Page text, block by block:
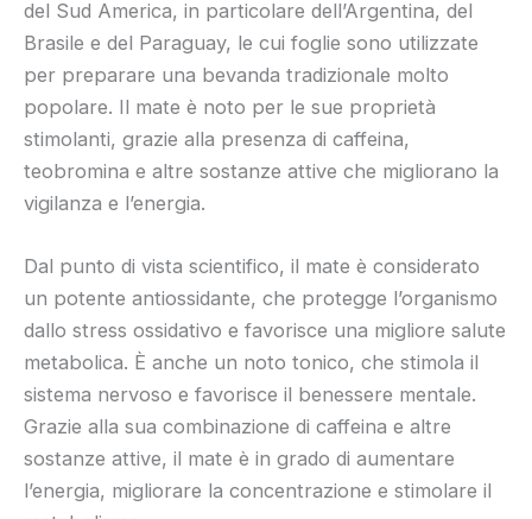
del Sud America, in particolare dell’Argentina, del
Brasile e del Paraguay, le cui foglie sono utilizzate
per preparare una bevanda tradizionale molto
popolare. Il mate è noto per le sue proprietà
stimolanti, grazie alla presenza di caffeina,
teobromina e altre sostanze attive che migliorano la
vigilanza e l’energia.
Dal punto di vista scientifico, il mate è considerato
un potente antiossidante, che protegge l’organismo
dallo stress ossidativo e favorisce una migliore salute
metabolica. È anche un noto tonico, che stimola il
sistema nervoso e favorisce il benessere mentale.
Grazie alla sua combinazione di caffeina e altre
sostanze attive, il mate è in grado di aumentare
l’energia, migliorare la concentrazione e stimolare il